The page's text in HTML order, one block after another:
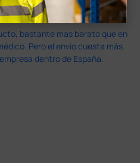
bastante mas barato que en
Pero el envío cuesta más
dentro de España.